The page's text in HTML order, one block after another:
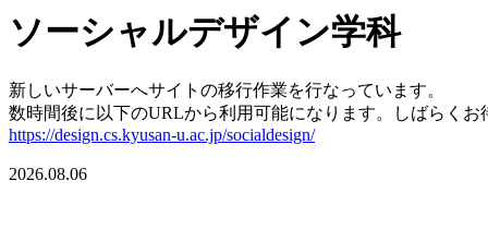
ソーシャルデザイン学科
新しいサーバーへサイトの移行作業を行なっています。
数時間後に以下のURLから利用可能になります。しばらくお
https://design.cs.kyusan-u.ac.jp/socialdesign/
2026.08.06